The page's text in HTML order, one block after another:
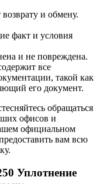
и обмену.
факт и условия
и не повреждена.
все
такой как
его документ.
обращаться
офисов и
официальном
вам всю
Уплотнение